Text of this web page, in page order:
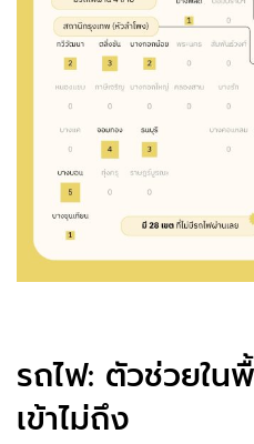
รถไฟ: ตัวช่วยใน
เข้าไม่ถึง